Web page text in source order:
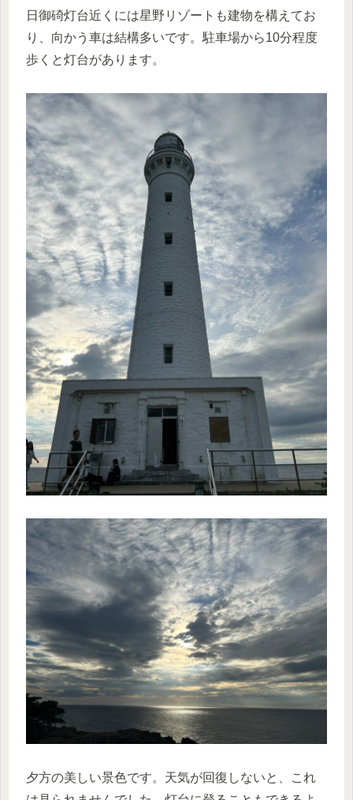
日御碕灯台近くには星野リゾートも建物を構えてお
り、向かう車は結構多いです。駐車場から10分程度
歩くと灯台があります。
夕方の美しい景色です。天気が回復しないと、これ